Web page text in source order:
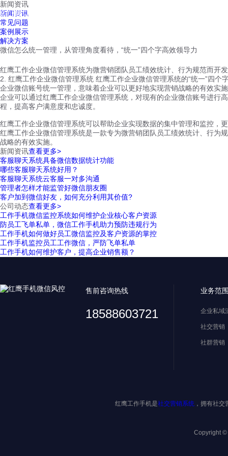
红鹰工作手机
新闻资讯
新闻资讯
常见问题
案例展示
解决方案
微信怎么统一管理，从管理角度看待，“统一”四个字高效领导力
红鹰工作企业微信管理系统为微营销团队员工绩效统计、行为规范而开
2. 红鹰工作企业微信管理系统 红鹰工作企业微信管理系统的“统一”四个
企业微信账号统一管理，意味着企业可以更好地实现营销战略的有效实
企业可以通过红鹰工作企业微信管理系统，对现有的企业微信账号进行
程，提高客户满意度和忠诚度。
红鹰工作企业微信管理系统可以帮助企业实现数据的集中管理和监控，
红鹰工作企业微信管理系统是一款专为微营销团队员工绩效统计、行为
战略的有效实施。
新闻资讯查看更多>
客服聊天系统具备微信数据统计功能
哪些客服聊天系统好用？
客服聊天系统云客服一对多沟通
管理者怎样才能监管好微信朋友圈
客户加到微信好友，如何充分利用其价值?
公司动态查看更多>
工作手机微信监控系统如何维护企业核心客户资源
防员工飞单私单，微信工作手机助力预防违规行为
工作手机如何做好员工微信监控及客户资源的掌控
工作手机监控员工工作微信，严防飞单私单
工作手机如何维护客户，提高企业销售额？
售前咨询热线
18588603721
业务范
企业私域
社交营销
社群营销
红鹰工作手机是社交营销系统 ，拥有社
Copyright ©